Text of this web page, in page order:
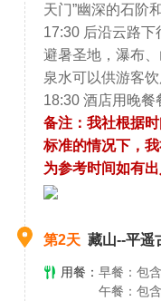
天门”幽深的石阶
17:30 后沿云路下
避暑圣地，瀑布
泉水可以供游客饮
18:30 酒店用晚餐
备注：我社根据
标准的情况下，
为参考时间如有
第2天 藏山--平遥
用餐： 早餐：包含
午餐：包含